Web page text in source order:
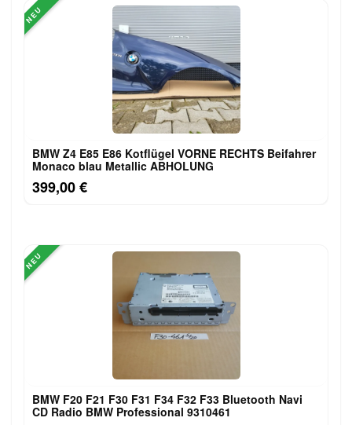
NEU
BMW Z4 E85 E86 Kotflügel VORNE RECHTS Beifahrer
Monaco blau Metallic ABHOLUNG
399,00 €
NEU
BMW F20 F21 F30 F31 F34 F32 F33 Bluetooth Navi
CD Radio BMW Professional 9310461